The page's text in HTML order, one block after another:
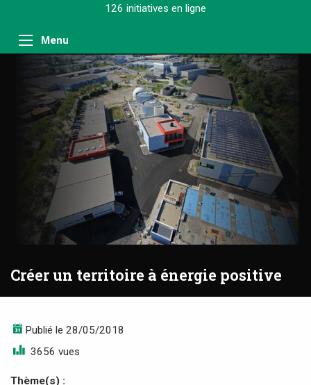
126 initiatives en ligne
Menu
Créer un territoire à énergie positive
Publié le 28/05/2018
3656 vues
Thème(s) :